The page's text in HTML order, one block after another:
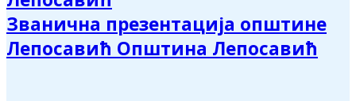
Званична презентација општине
Лепосавић Општина Лепосавић